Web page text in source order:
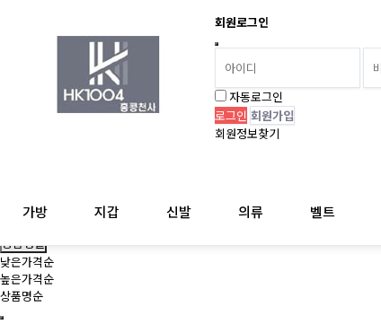
회원로그인
자동로그인
회원가입
회원정보찾기
가방 지갑 신발 의류 벨트
상품 정렬
상품정렬
낮은가격순
높은가격순
상품명순